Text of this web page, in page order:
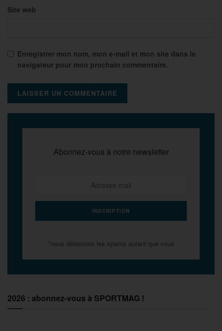
Site web
Enregistrer mon nom, mon e-mail et mon site dans le
navigateur pour mon prochain commentaire.
Abonnez-vous à notre newsletter
*nous détestons les spams autant que vous
2026 : abonnez-vous à SPORTMAG !